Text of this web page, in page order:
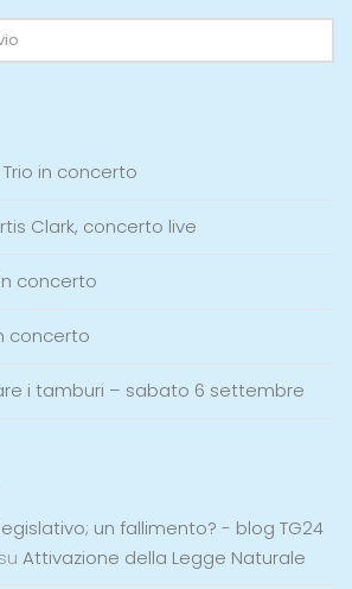
in concerto
Clark, concerto live
concerto
concerto
i tamburi – sabato 6 settembre
un fallimento? - blog TG24
su Attivazione della Legge Naturale